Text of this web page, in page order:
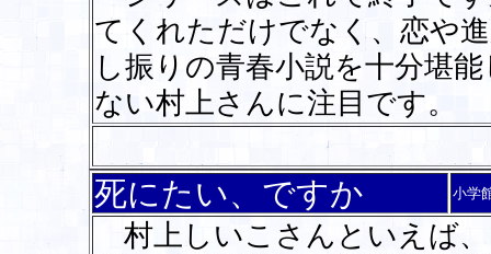
てくれただけでなく、恋や
し振りの青春小説を十分堪
ない村上さんに注目です。
死にたい、ですか 小学
村上しいこさんといえば